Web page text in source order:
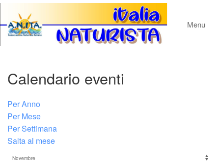
Menu
Calendario eventi
Per Anno
Per Mese
Per Settimana
Salta al mese